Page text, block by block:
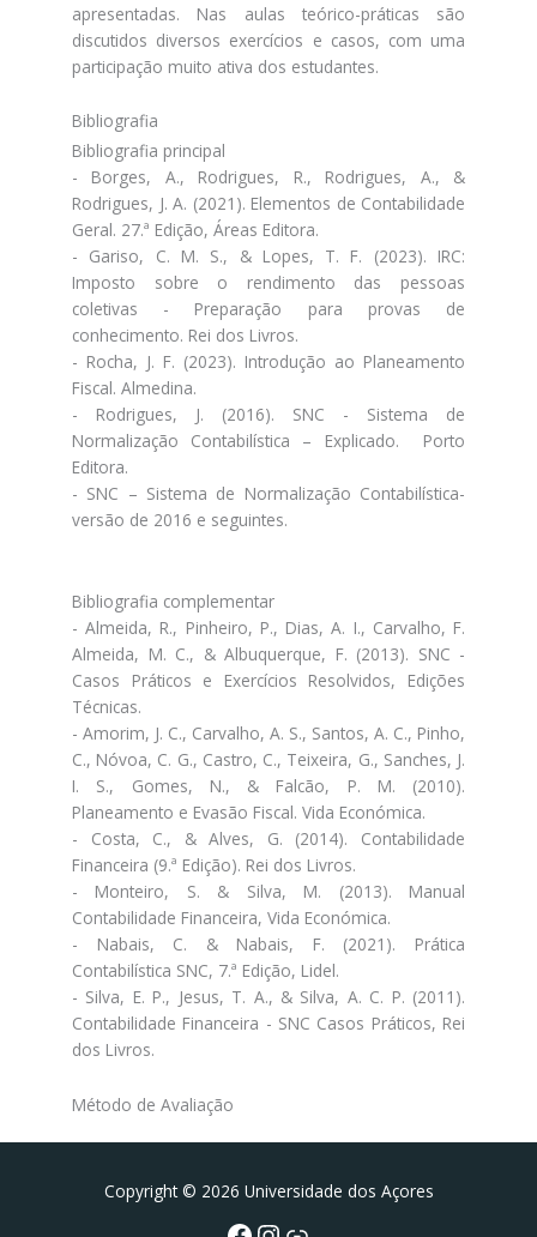
apresentadas. Nas aulas teórico-práticas são
discutidos diversos exercícios e casos, com uma
participação muito ativa dos estudantes.
Bibliografia
Bibliografia principal
- Borges, A., Rodrigues, R., Rodrigues, A., &
Rodrigues, J. A. (2021). Elementos de Contabilidade
Geral. 27.ª Edição, Áreas Editora.
- Gariso, C. M. S., & Lopes, T. F. (2023). IRC:
Imposto sobre o rendimento das pessoas
coletivas - Preparação para provas de
conhecimento. Rei dos Livros.
- Rocha, J. F. (2023). Introdução ao Planeamento
Fiscal. Almedina.
- Rodrigues, J. (2016). SNC - Sistema de
Normalização Contabilística – Explicado. Porto
Editora.
- SNC – Sistema de Normalização Contabilística-
versão de 2016 e seguintes.
Bibliografia complementar
- Almeida, R., Pinheiro, P., Dias, A. I., Carvalho, F.
Almeida, M. C., & Albuquerque, F. (2013). SNC -
Casos Práticos e Exercícios Resolvidos, Edições
Técnicas.
- Amorim, J. C., Carvalho, A. S., Santos, A. C., Pinho,
C., Nóvoa, C. G., Castro, C., Teixeira, G., Sanches, J.
I. S., Gomes, N., & Falcão, P. M. (2010).
Planeamento e Evasão Fiscal. Vida Económica.
- Costa, C., & Alves, G. (2014). Contabilidade
Financeira (9.ª Edição). Rei dos Livros.
- Monteiro, S. & Silva, M. (2013). Manual
Contabilidade Financeira, Vida Económica.
- Nabais, C. & Nabais, F. (2021). Prática
Contabilística SNC, 7.ª Edição, Lidel.
- Silva, E. P., Jesus, T. A., & Silva, A. C. P. (2011).
Contabilidade Financeira - SNC Casos Práticos, Rei
dos Livros.
Método de Avaliação
Copyright © 2026 Universidade dos Açores
Facebook
Instagram da FCTPortal da UAc